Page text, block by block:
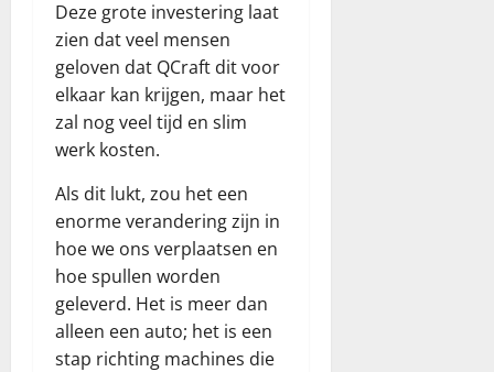
Deze grote investering laat
zien dat veel mensen
geloven dat QCraft dit voor
elkaar kan krijgen, maar het
zal nog veel tijd en slim
werk kosten.
Als dit lukt, zou het een
enorme verandering zijn in
hoe we ons verplaatsen en
hoe spullen worden
geleverd. Het is meer dan
alleen een auto; het is een
stap richting machines die